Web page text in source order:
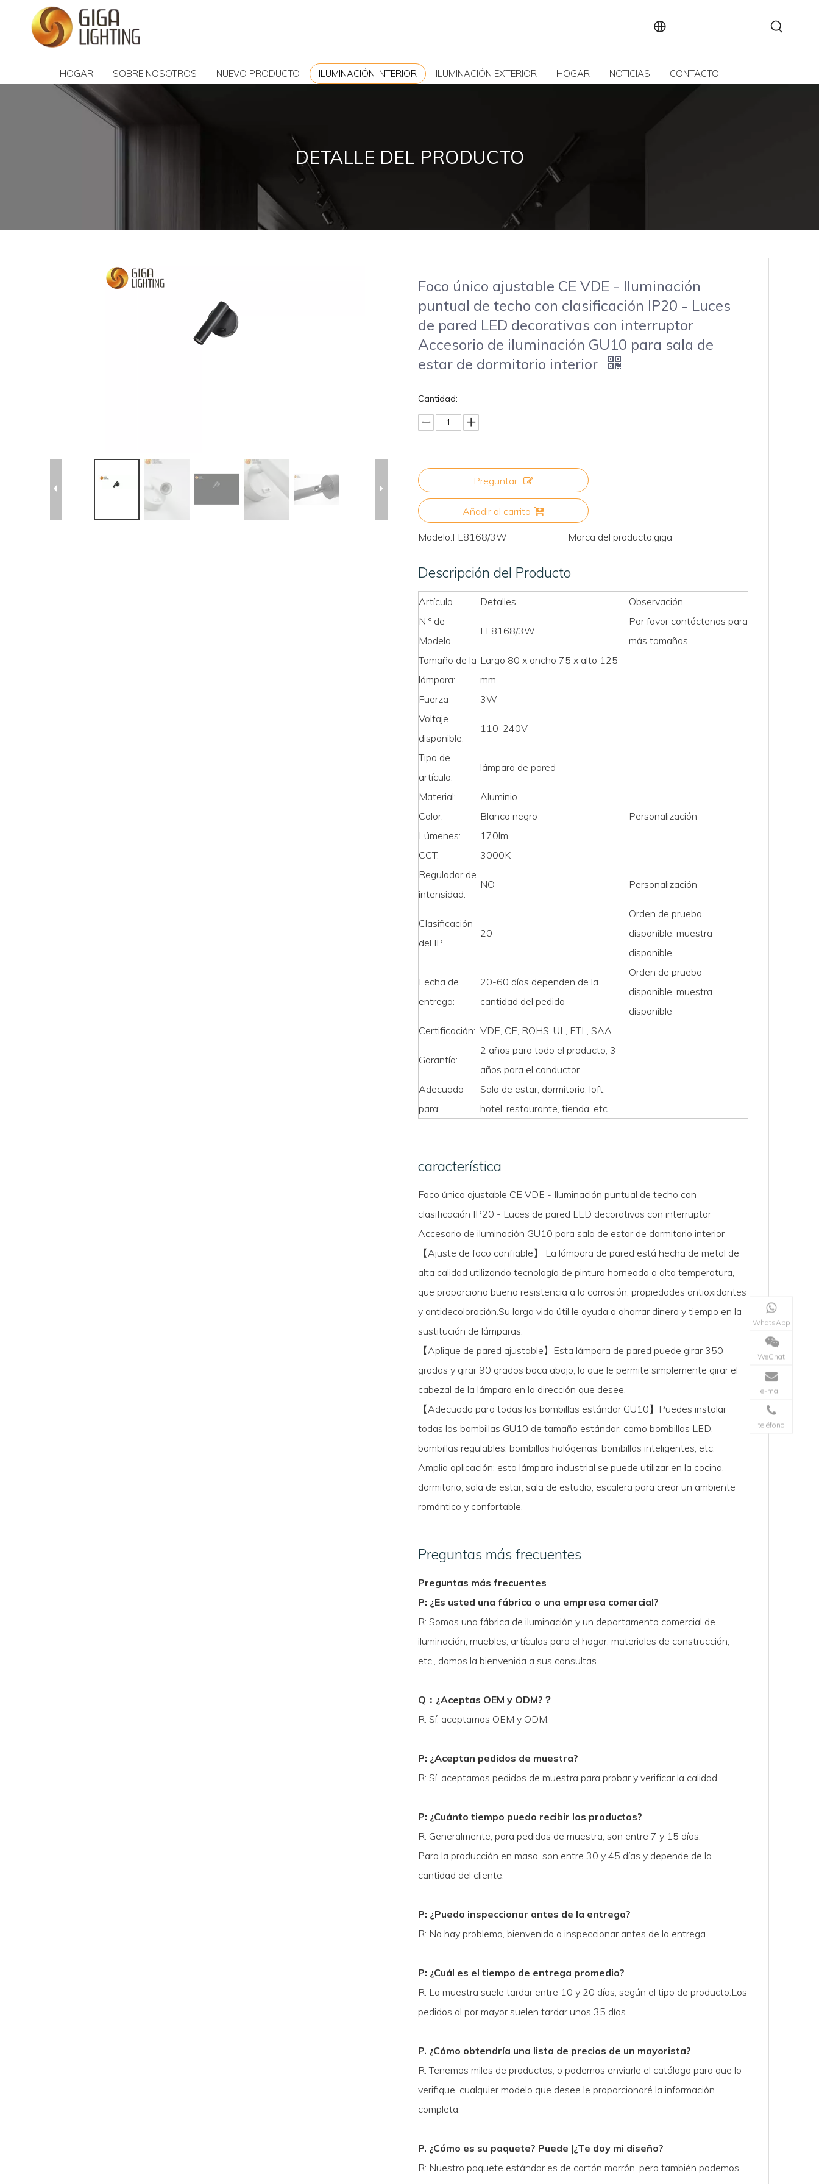
HOGAR SOBRE NOSOTROS NUEVO PRODUCTO ILUMINACIÓN INTERIOR ILUMINACIÓN EXTERIOR HOGAR NOTICIAS CONTACTO
DETALLE DEL PRODUCTO
Foco único ajustable CE VDE - Iluminación
puntual de techo con clasificación IP20 - Luces
de pared LED decorativas con interruptor
Accesorio de iluminación GU10 para sala de
estar de dormitorio interior
Cantidad:
Preguntar
Añadir al carrito
Modelo:FL8168/3W Marca del producto:giga
Descripción del Producto
Artículo Detalles
Observación
N º de
Modelo.
FL8168/3W
Por favor contáctenos para
más tamaños.
Tamaño de la
lámpara:
Largo 80 x ancho 75 x alto 125
mm
Fuerza
3W
Voltaje
disponible:
110-240V
Tipo de
artículo:
lámpara de pared
Material:
Aluminio
Color:
Blanco negro
Personalización
Lúmenes:
170lm
CCT:
3000K
Regulador de
intensidad:
NO Personalización
Clasificación
del IP
20
Orden de prueba
disponible, muestra
disponible
Fecha de
entrega:
20-60 días dependen de la
cantidad del pedido
Orden de prueba
disponible, muestra
disponible
Certificación: VDE, CE, ROHS, UL, ETL, SAA
Garantía:
2 años para todo el producto, 3
años para el conductor
Adecuado
para:
Sala de estar, dormitorio, loft,
hotel, restaurante, tienda, etc.
característica
Foco único ajustable CE VDE - Iluminación puntual de techo con
clasificación IP20 - Luces de pared LED decorativas con interruptor
Accesorio de iluminación GU10 para sala de estar de dormitorio interior
【Ajuste de foco confiable】 La lámpara de pared está hecha de metal de
alta calidad utilizando tecnología de pintura horneada a alta temperatura,
que proporciona buena resistencia a la corrosión, propiedades antioxidantes
y antidecoloración.Su larga vida útil le ayuda a ahorrar dinero y tiempo en la
sustitución de lámparas.
【Aplique de pared ajustable】Esta lámpara de pared puede girar 350
grados y girar 90 grados boca abajo, lo que le permite simplemente girar el
cabezal de la lámpara en la dirección que desee.
【Adecuado para todas las bombillas estándar GU10】Puedes instalar
todas las bombillas GU10 de tamaño estándar, como bombillas LED,
bombillas regulables, bombillas halógenas, bombillas inteligentes, etc.
Amplia aplicación: esta lámpara industrial se puede utilizar en la cocina,
dormitorio, sala de estar, sala de estudio, escalera para crear un ambiente
romántico y confortable.
Preguntas más frecuentes
Preguntas más frecuentes
P: ¿Es usted una fábrica o una empresa comercial?
R: Somos una fábrica de iluminación y un departamento comercial de
iluminación, muebles, artículos para el hogar, materiales de construcción,
etc., damos la bienvenida a sus consultas.
Q ： ¿Aceptas OEM y ODM? ？
R: Sí, aceptamos OEM y ODM.
P: ¿Aceptan pedidos de muestra?
R: Sí, aceptamos pedidos de muestra para probar y verificar la calidad.
P: ¿Cuánto tiempo puedo recibir los productos?
R: Generalmente, para pedidos de muestra, son entre 7 y 15 días.
Para la producción en masa, son entre 30 y 45 días y depende de la
cantidad del cliente.
P: ¿Puedo inspeccionar antes de la entrega?
R: No hay problema, bienvenido a inspeccionar antes de la entrega.
P: ¿Cuál es el tiempo de entrega promedio?
R: La muestra suele tardar entre 10 y 20 días, según el tipo de producto.Los
pedidos al por mayor suelen tardar unos 35 días.
P. ¿Cómo obtendría una lista de precios de un mayorista?
R: Tenemos miles de productos, o podemos enviarle el catálogo para que lo
verifique, cualquier modelo que desee le proporcionaré la información
completa.
P. ¿Cómo es su paquete? Puede |¿Te doy mi diseño?
R: Nuestro paquete estándar es de cartón marrón, pero también podemos
WhatsApp
WeChat
e-mail
teléfono